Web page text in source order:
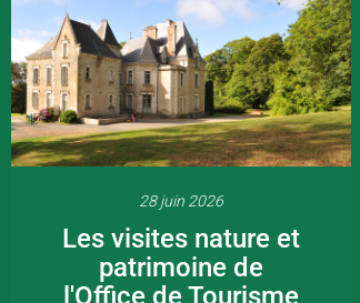
28 juin 2026
Les visites nature et
patrimoine de
l'Office de Tourisme